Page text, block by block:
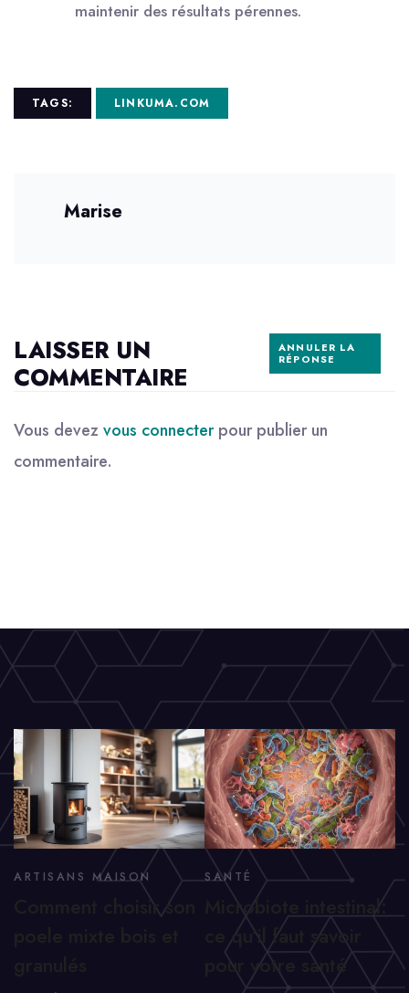
maintenir des résultats pérennes.
TAGS: LINKUMA.COM
Marise
LAISSER UN
COMMENTAIRE
ANNULER LA
RÉPONSE
Vous devez vous connecterpour publier un
commentaire.
ARTISANS MAISON
Comment choisir son
SANTÉ
Microbiote intestinal:
ce qu’il faut savoir
pour votre santé